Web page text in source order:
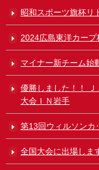
昭和スポーツ旗杯
2024広島東洋カープ
マイナー新チーム始
優勝しました！！
大会ＩＮ岩手
第13回ウィルソンカ
全国大会に出場し